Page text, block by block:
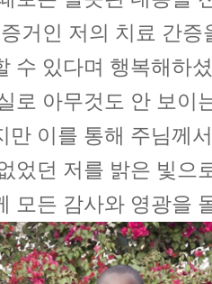
거인 저의 치료 간증
수 있다며 행복해하
로 아무것도 안 보이
만 이를 통해 주님께
었던 저를 밝은 빛으
모든 감사와 영광을